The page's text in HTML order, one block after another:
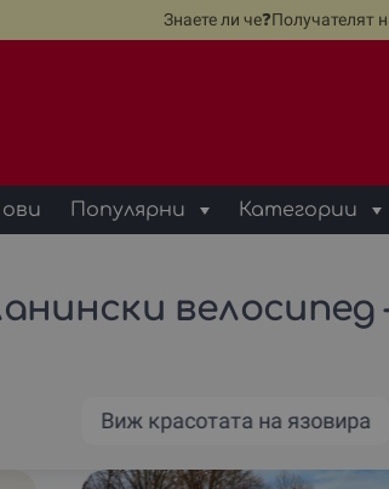
Знаете ли
Популярни Категории
велосипед
Виж красотата на язовира